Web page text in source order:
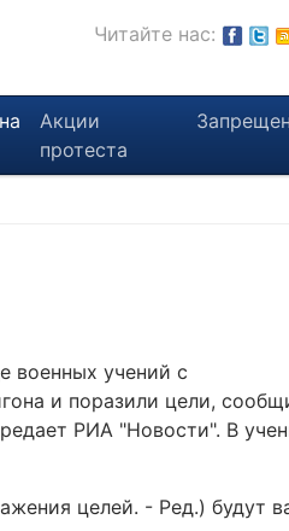
Читайте нас:
Акции
протеста
военных учений с
и поразили цели,
РИА "Новости". В
целей. - Ред.) будут